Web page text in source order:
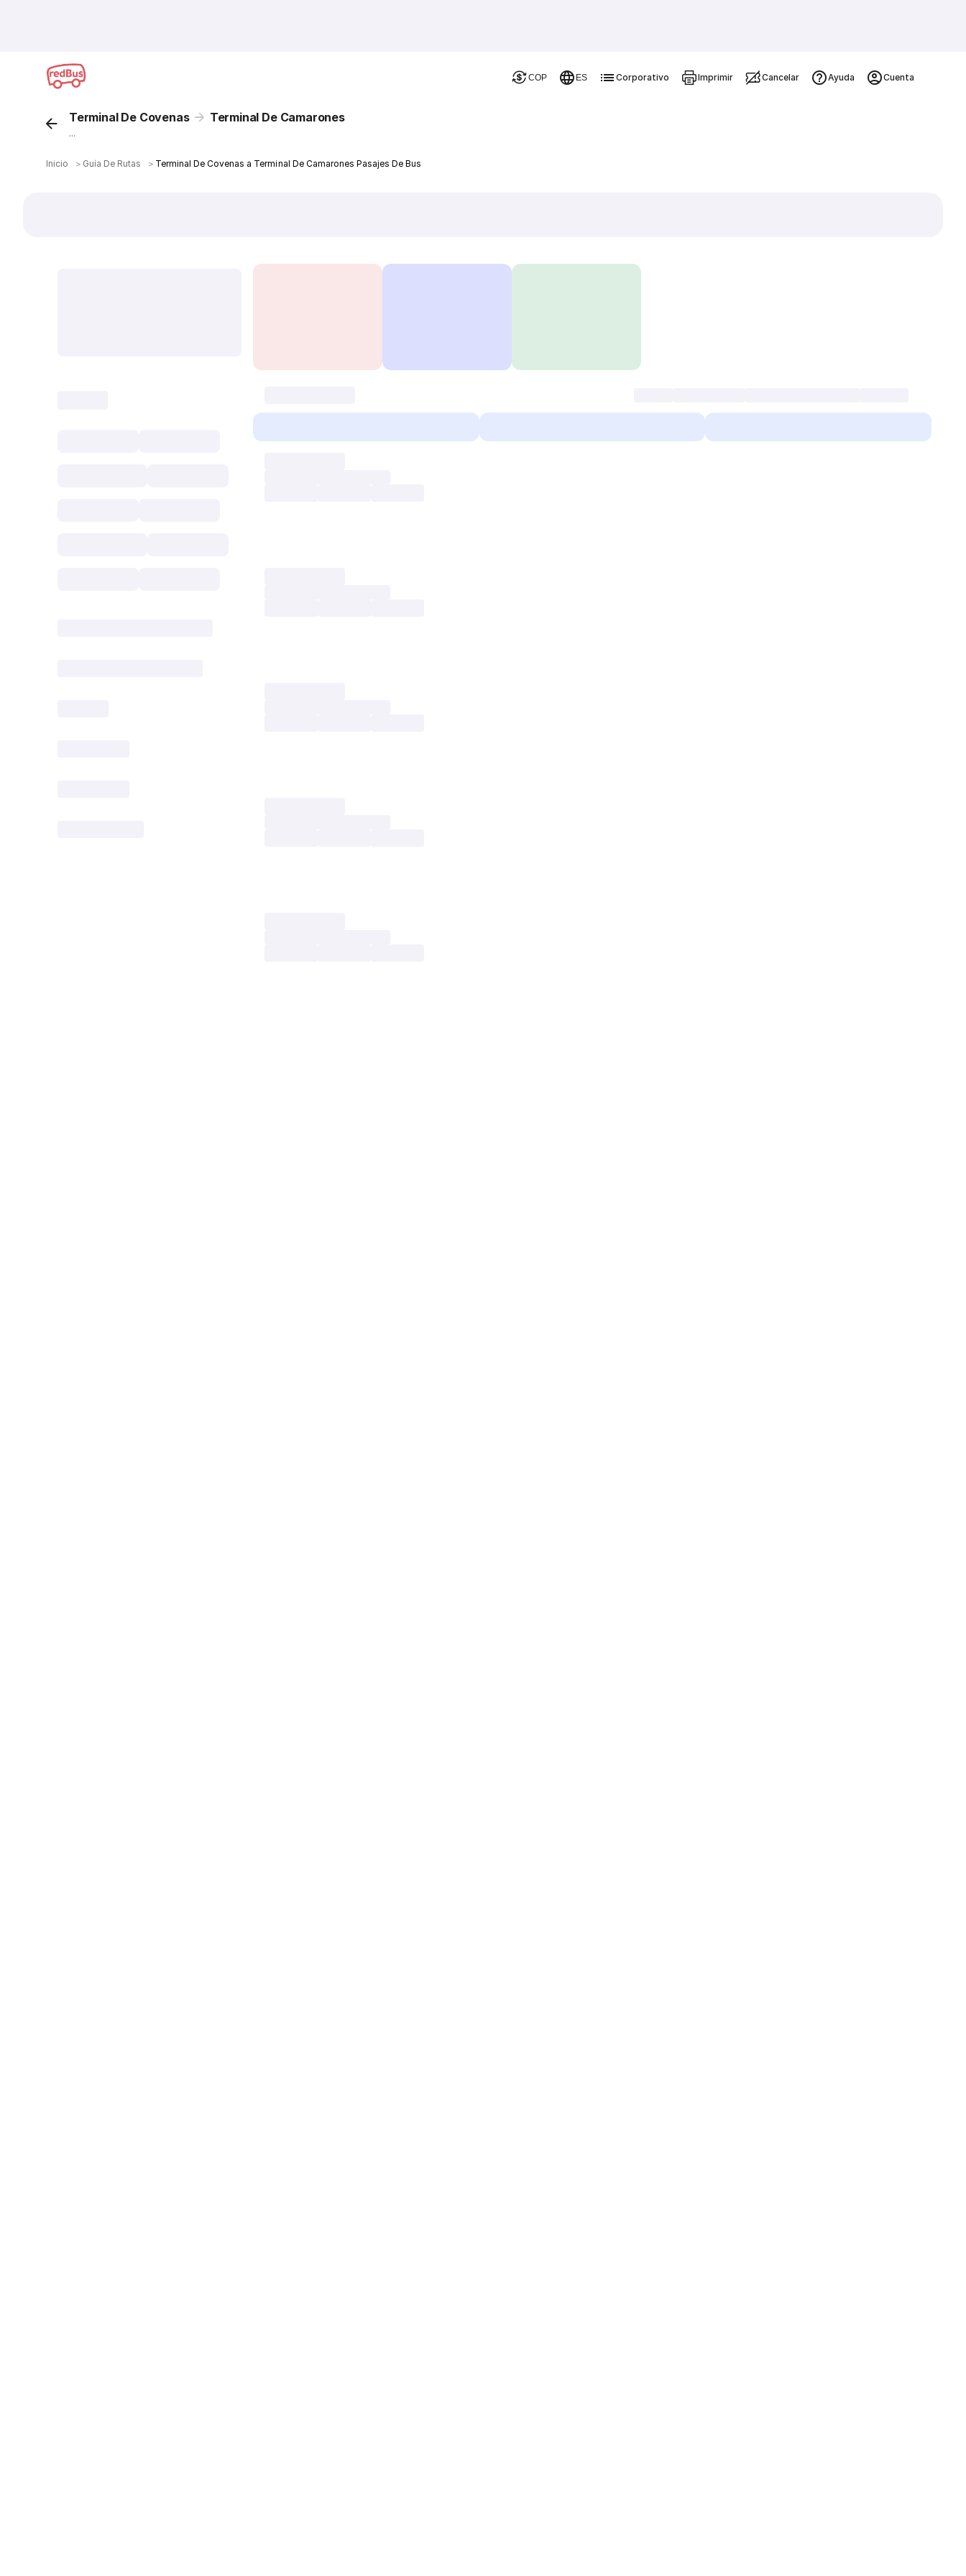
COP ES Corporativo Imprimir Cancelar Ayuda Cuenta
Terminal De Covenas Terminal De Camarones
...
Inicio ＞ Guía De Rutas ＞ Terminal De Covenas a Terminal De Camarones Pasajes De Bus